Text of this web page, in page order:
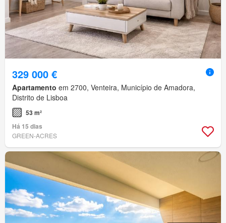
329 000 €
Apartamento em 2700, Venteira, Município de Amadora,
Distrito de Lisboa
53 m²
Há 15 dias
GREEN-ACRES